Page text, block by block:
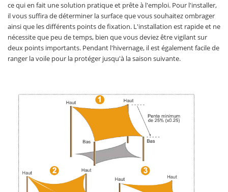
ce qui en fait une solution pratique et prête à l'emploi. Pour l'installer,
il vous suffira de déterminer la surface que vous souhaitez ombrager
ainsi que les différents points de fixation. L'installation est rapide et ne
nécessite que peu de temps, bien que vous deviez être vigilant sur
deux points importants. Pendant l'hivernage, il est également facile de
ranger la voile pour la protéger jusqu'à la saison suivante.